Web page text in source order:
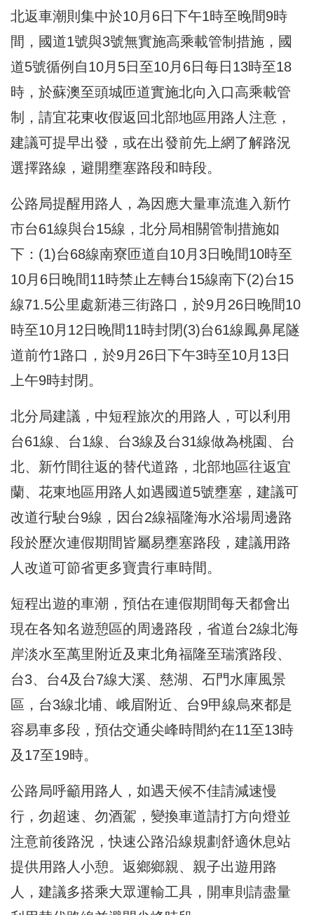
北返車潮則集中於10月6日下午1時至晚間9時
間，國道1號與3號無實施高乘載管制措施，國
道5號循例自10月5日至10月6日每日13時至18
時，於蘇澳至頭城匝道實施北向入口高乘載管
制，請宜花東收假返回北部地區用路人注意，
建議可提早出發，或在出發前先上網了解路況
選擇路線，避開壅塞路段和時段。
公路局提醒用路人，為因應大量車流進入新竹
市台61線與台15線，北分局相關管制措施如
下：(1)台68線南寮匝道自10月3日晚間10時至
10月6日晚間11時禁止左轉台15線南下(2)台15
線71.5公里處新港三街路口，於9月26日晚間10
時至10月12日晚間11時封閉(3)台61線鳳鼻尾隧
道前竹1路口，於9月26日下午3時至10月13日
上午9時封閉。
北分局建議，中短程旅次的用路人，可以利用
台61線、台1線、台3線及台31線做為桃園、台
北、新竹間往返的替代道路，北部地區往返宜
蘭、花東地區用路人如遇國道5號壅塞，建議可
改道行駛台9線，因台2線福隆海水浴場周邊路
段於歷次連假期間皆屬易壅塞路段，建議用路
人改道可節省更多寶貴行車時間。
短程出遊的車潮，預估在連假期間每天都會出
現在各知名遊憩區的周邊路段，省道台2線北海
岸淡水至萬里附近及東北角福隆至瑞濱路段、
台3、台4及台7線大溪、慈湖、石門水庫風景
區，台3線北埔、峨眉附近、台9甲線烏來都是
容易車多段，預估交通尖峰時間約在11至13時
及17至19時。
公路局呼籲用路人，如遇天候不佳請減速慢
行，勿超速、勿酒駕，變換車道請打方向燈並
注意前後路況，快速公路沿線規劃舒適休息站
提供用路人小憩。返鄉鄉親、親子出遊用路
人，建議多搭乘大眾運輸工具，開車則請盡量